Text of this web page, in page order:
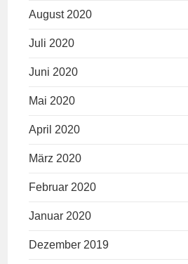
August 2020
Juli 2020
Juni 2020
Mai 2020
April 2020
März 2020
Februar 2020
Januar 2020
Dezember 2019